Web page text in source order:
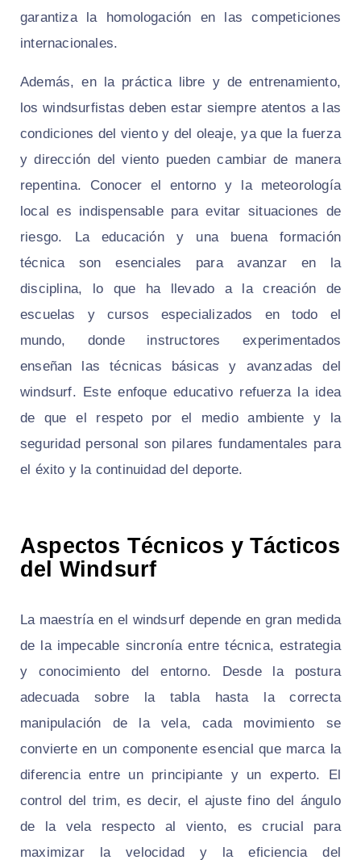
garantiza la homologación en las competiciones
internacionales.
Además, en la práctica libre y de entrenamiento,
los windsurfistas deben estar siempre atentos a las
condiciones del viento y del oleaje, ya que la fuerza
y dirección del viento pueden cambiar de manera
repentina. Conocer el entorno y la meteorología
local es indispensable para evitar situaciones de
riesgo. La educación y una buena formación
técnica son esenciales para avanzar en la
disciplina, lo que ha llevado a la creación de
escuelas y cursos especializados en todo el
mundo, donde instructores experimentados
enseñan las técnicas básicas y avanzadas del
windsurf. Este enfoque educativo refuerza la idea
de que el respeto por el medio ambiente y la
seguridad personal son pilares fundamentales para
el éxito y la continuidad del deporte.
Aspectos Técnicos y Tácticos
del Windsurf
La maestría en el windsurf depende en gran medida
de la impecable sincronía entre técnica, estrategia
y conocimiento del entorno. Desde la postura
adecuada sobre la tabla hasta la correcta
manipulación de la vela, cada movimiento se
convierte en un componente esencial que marca la
diferencia entre un principiante y un experto. El
control del trim, es decir, el ajuste fino del ángulo
de la vela respecto al viento, es crucial para
maximizar la velocidad y la eficiencia del